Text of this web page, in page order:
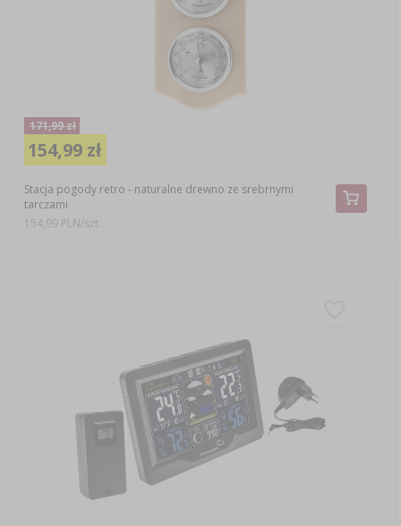
Stacja pogody retro - naturalne drewno ze srebrnymi
tarczami
171,99 zł
154,99 zł
154,99 PLN/szt.